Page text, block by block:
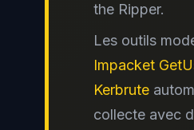
the Ripper.
Les outils
Impacket
Kerbrute
collecte avec